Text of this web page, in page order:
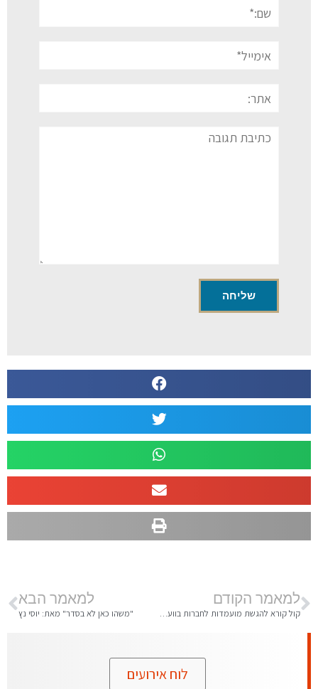
תגובה
למאמר הקודם
קול קורא להגשת מועמדות לחברות בוועד ההנהלה – קיבוץ שריד
למאמר הבא
"משהו כאן לא בסדר" מאת: יוסי נץ
לוח אירועים